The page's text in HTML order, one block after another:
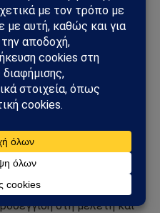
ότι το φαινόμενο
ή περιοχή.
για το UAP της
τις συμβατικές
τεχνολογία και
σχετικά με την εθνική
έρευνα. Καθώς όλο και
αναγνωρίζουν την
για μια
στη μελέτη και